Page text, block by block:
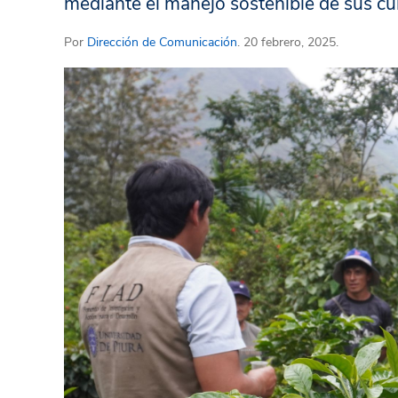
Por Dirección de Comunicación. 20 febrero, 2025.